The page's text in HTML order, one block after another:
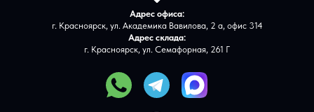
Адрес офиса:
г. Красноярск, ул. Академика Вавилова, 2 а, офис 314
Адрес склада:
г. Красноярск, ул. Семафорная, 261 Г